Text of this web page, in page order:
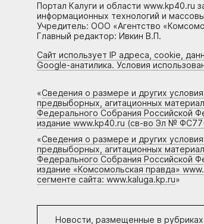
Портал Калуги и области www.kp40.ru
информационных технологий и
Учредитель: ООО «Агентство
Главный редактор: Ивкин В.П.
Сайт использует IP адреса, cookie,
Google-анатилика. Условия
«Сведения о размере и других
предвыборных, агитационных
Федерального Собрания Российской
издание www.kp40.ru (св-во Эл №
«Сведения о размере и других
предвыборных, агитационных
Федерального Собрания Российской
издание «Комсомольская правда»
сегменте сайта: www.kaluga.kp.ru»
Новости, размещенные в рубриках